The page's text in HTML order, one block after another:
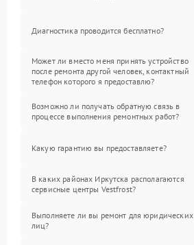
Диагностика проводится бесплатно?
Может ли вместо меня принять устройство
после ремонта другой человек, контактный
телефон которого я предоставлю?
Возможно ли получать обратную связь в
процессе выполнения ремонтных работ?
Какую гарантию вы предоставляете?
В каких районах Иркутска располагаются
сервисные центры Vestfrost?
Выполняете ли вы ремонт для юридических
лиц?